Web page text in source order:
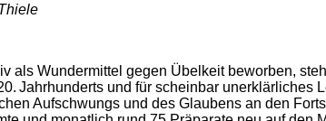
als Wundermittel gegen Übelkeit beworben,
Jahrhunderts und für scheinbar unerklärliches
Aufschwungs und des Glaubens an den